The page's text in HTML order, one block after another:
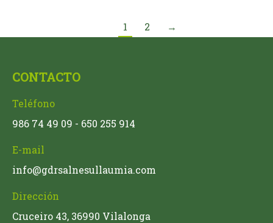
1 2 →
CONTACTO
Teléfono
986 74 49 09 - 650 255 914
E-mail
info@gdrsalnesullaumia.com
Dirección
Cruceiro 43, 36990 Vilalonga